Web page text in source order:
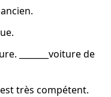
_______voiture de
est très compétent.